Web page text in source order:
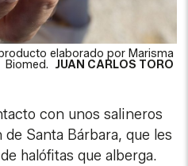
elaborado por Marisma
Biomed. JUAN CARLOS TORO
con unos salineros
Santa Bárbara, que les
halófitas que alberga.